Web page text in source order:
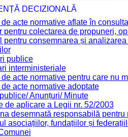
DECIZIONALĂ
acte normative aflate în
pentru colectarea de propuneri,
pentru consemnarea și
publice
interministeriale
acte normative pentru care nu
acte normative adoptate
Anunțuri/ Minute
de aplicare a Legii nr. 52/2003
desemnată responsabilă
asociațiilor, fundațiilor și